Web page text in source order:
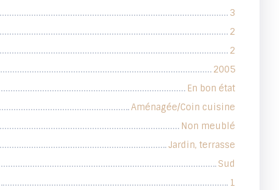
3
2
2
2005
En bon état
Aménagée/Coin cuisine
Non meublé
Jardin, terrasse
Sud
1